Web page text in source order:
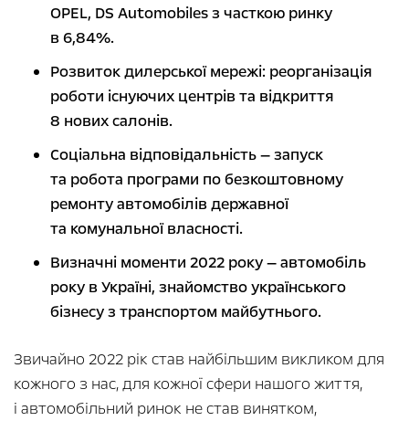
OPEL, DS Automobiles з часткою ринку
в 6,84%.
Розвиток дилерської мережі: реорганізація
роботи існуючих центрів та відкриття
8 нових салонів.
Соціальна відповідальність — запуск
та робота програми по безкоштовному
ремонту автомобілів державної
та комунальної власності.
Визначні моменти 2022 року — автомобіль
року в Україні, знайомство українського
бізнесу з транспортом майбутнього.
Звичайно 2022 рік став найбільшим викликом для
кожного з нас, для кожної сфери нашого життя,
і автомобільний ринок не став винятком,